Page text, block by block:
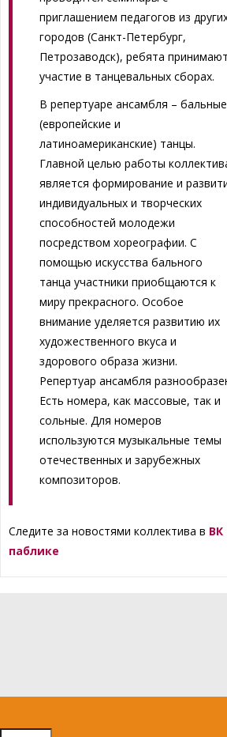
приглашением педагогов из
городов (Санкт-Петербург,
Петрозаводск), ребята принимают
участие в танцевальных сборах.
В репертуаре ансамбля – бальные
(европейские и
латиноамериканские) танцы.
Главной целью работы
является формирование и
индивидуальных и творческих
способностей молодежи
посредством хореографии. С
помощью искусства бального
танца участники приобщаются к
миру прекрасного. Особое
внимание уделяется развитию их
художественного вкуса и
здорового образа жизни.
Репертуар ансамбля
Есть номера, как массовые, так и
сольные. Для номеров
используются музыкальные темы
отечественных и зарубежных
композиторов.
Следите за новостями коллектива в ВК
паблике